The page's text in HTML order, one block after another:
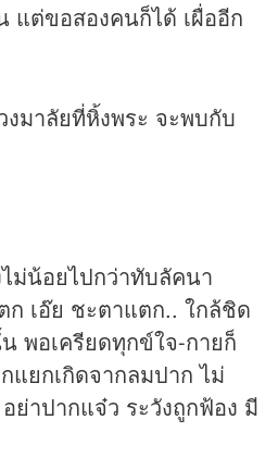
แต่ขอสองคนก็ได้ เผื่ออีก
งมาลัยที่หิ้งพระ จะพบกับ
ไม่น้อยไปกว่าทับลัคนา
เอ๊ย ชะตาแตก.. ใกล้ชิด
พอเครียดทุกข์ใจ-กายก็
แยกเกิดจากลมปาก ไม่
ย่าปากแจ๋ว ระวังถูกฟ้อง มี